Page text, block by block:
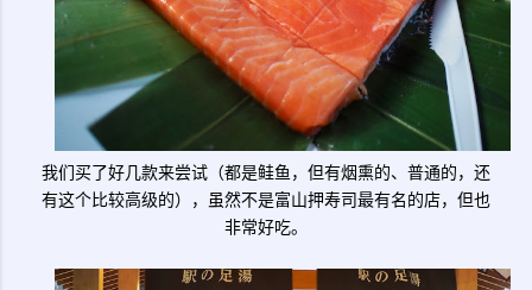
我们买了好几款来尝试（都是鲑鱼，但有烟熏的、普通的，还
有这个比较高级的），虽然不是富山押寿司最有名的店，但也
非常好吃。